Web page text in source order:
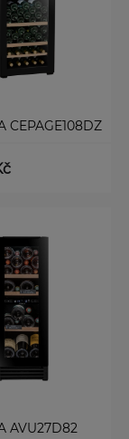
CEPAGE108DZ
AVU27D82